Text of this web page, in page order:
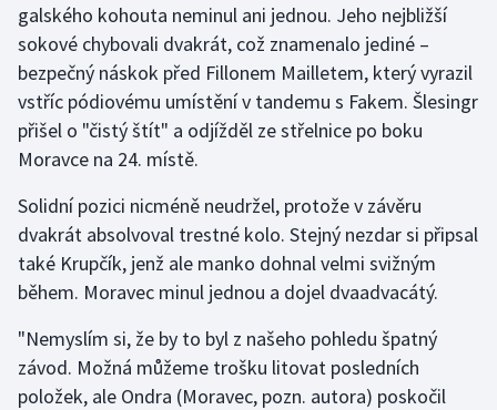
galského kohouta neminul ani jednou. Jeho nejbližší
sokové chybovali dvakrát, což znamenalo jediné –
bezpečný náskok před Fillonem Mailletem, který vyrazil
vstříc pódiovému umístění v tandemu s Fakem. Šlesingr
přišel o "čistý štít" a odjížděl ze střelnice po boku
Moravce na 24. místě.
Solidní pozici nicméně neudržel, protože v závěru
dvakrát absolvoval trestné kolo. Stejný nezdar si připsal
také Krupčík, jenž ale manko dohnal velmi svižným
během. Moravec minul jednou a dojel dvaadvacátý.
"Nemyslím si, že by to byl z našeho pohledu špatný
závod. Možná můžeme trošku litovat posledních
položek, ale Ondra (Moravec, pozn. autora) poskočil